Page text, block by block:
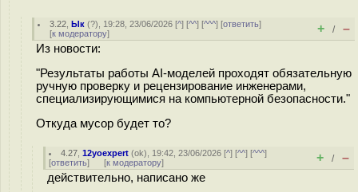
3.22 ,Ык (?), 19:28, 23/06/2026 [^] [^^] [^^^] [ответить]
[к модератору] + / –
Из новости:
"Результаты работы AI-моделей проходят обязательную
ручную проверку и рецензирование инженерами,
специализирующимися на компьютерной безопасности."
Откуда мусор будет то?
4.27 ,12yoexpert (ok), 19:42, 23/06/2026 [^] [^^] [^^^]
[ответить] [к модератору] + / –
действительно, написано же